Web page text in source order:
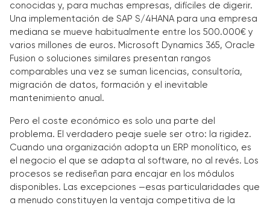
conocidas y, para muchas empresas, difíciles de digerir.
Una implementación de SAP S/4HANA para una empresa
mediana se mueve habitualmente entre los 500.000€ y
varios millones de euros. Microsoft Dynamics 365, Oracle
Fusion o soluciones similares presentan rangos
comparables una vez se suman licencias, consultoría,
migración de datos, formación y el inevitable
mantenimiento anual.
Pero el coste económico es solo una parte del
problema. El verdadero peaje suele ser otro: la rigidez.
Cuando una organización adopta un ERP monolítico, es
el negocio el que se adapta al software, no al revés. Los
procesos se rediseñan para encajar en los módulos
disponibles. Las excepciones —esas particularidades que
a menudo constituyen la ventaja competitiva de la